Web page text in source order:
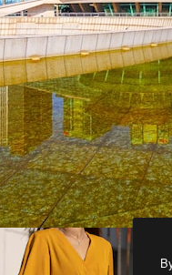
スト
ツ
向け
エー
API
モバ
すべ
ール
Freepik Company S.L.U. 無断複写